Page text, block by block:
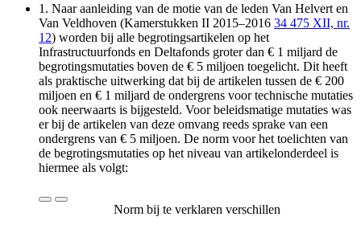
1. Naar aanleiding van de motie van de leden Van Helvert en
Van Veldhoven (Kamerstukken II 2015–2016 34 475 XII, nr.
12) worden bij alle begrotingsartikelen op het
Infrastructuurfonds en Deltafonds groter dan € 1 miljard de
begrotingsmutaties boven de € 5 miljoen toegelicht. Dit heeft
als praktische uitwerking dat bij de artikelen tussen de € 200
miljoen en € 1 miljard de ondergrens voor technische mutaties
ook neerwaarts is bijgesteld. Voor beleidsmatige mutaties was
er bij de artikelen van deze omvang reeds sprake van een
ondergrens van € 5 miljoen. De norm voor het toelichten van
de begrotingsmutaties op het niveau van artikelonderdeel is
hiermee als volgt:
Norm bij te verklaren verschillen